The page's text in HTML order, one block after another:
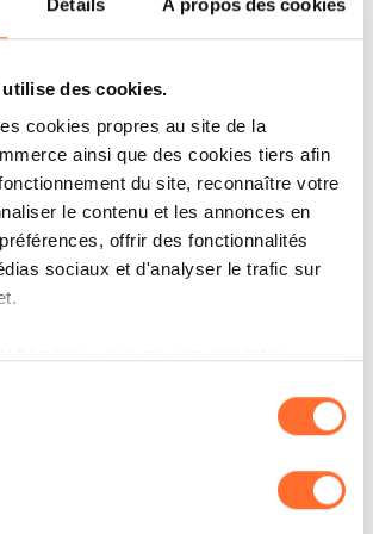
des cookies.
cookies propres au site de la
ainsi que des cookies tiers afin
du site, reconnaître votre
le contenu et les annonces en
offrir des fonctionnalités
sociaux et d'analyser le trafic sur
cookies strictement nécessaires au
du site. Une description des différents
sous l’onglet « Détails » ci-